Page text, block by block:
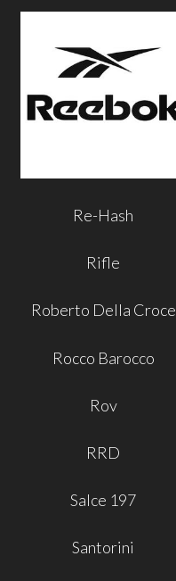
Re-Hash
Rifle
Roberto Della Croce
Rocco Barocco
Rov
RRD
Salce 197
Santorini